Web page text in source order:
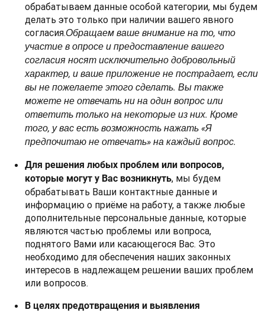
обрабатываем данные особой категории, мы будем
делать это только при наличии вашего явного
согласия.Обращаем ваше внимание на то, что
участие в опросе и предоставление вашего
согласия носят исключительно добровольный
характер, и ваше приложение не пострадает, если
вы не пожелаете этого сделать. Вы также
можете не отвечать ни на один вопрос или
ответить только на некоторые из них. Кроме
того, у вас есть возможность нажать «Я
предпочитаю не отвечать» на каждый вопрос.
Для решения любых проблем или вопросов,
которые могут у Вас возникнуть, мы будем
обрабатывать Ваши контактные данные и
информацию о приёме на работу, а также любые
дополнительные персональные данные, которые
являются частью проблемы или вопроса,
поднятого Вами или касающегося Вас. Это
необходимо для обеспечения наших законных
интересов в надлежащем решении ваших проблем
или вопросов.
В целях предотвращения и выявления